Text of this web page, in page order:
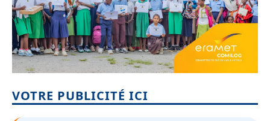
VOTRE PUBLICITÉ ICI